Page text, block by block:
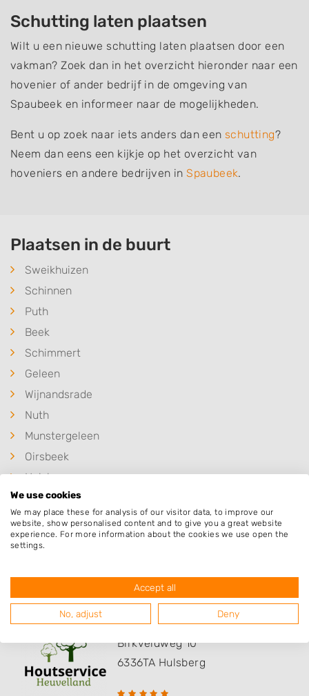
Schutting laten plaatsen
Wilt u een nieuwe schutting laten plaatsen door een
vakman? Zoek dan in het overzicht hieronder naar een
hovenier of ander bedrijf in de omgeving van
Spaubeek en informeer naar de mogelijkheden.
Bent u op zoek naar iets anders dan een schutting?
Neem dan eens een kijkje op het overzicht van
hoveniers en andere bedrijven inSpaubeek.
Plaatsen in de buurt
Sweikhuizen
Schinnen
Puth
Beek
Schimmert
Geleen
Wijnandsrade
Nuth
Munstergeleen
Oirsbeek
Hulsberg
Windraak
Populaire hoveniers
Houtservice Heuvelland
Birkveldweg 10
6336TA Hulsberg
We use cookies
We may place these for analysis of our visitor data, to improve our
website, show personalised content and to give you a great website
experience. For more information about the cookies we use open the
settings.
Accept all
No, adjust Deny